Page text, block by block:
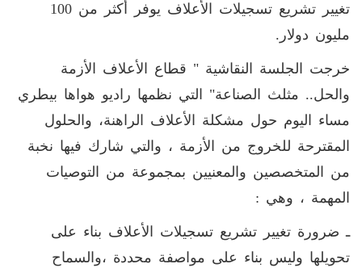
تغيير تشريع تسجيلات الأعلاف يوفر أكثر من 100
مليون دولار.
خرجت الجلسة النقاشية " قطاع الأعلاف الأزمة
والحل.. مثلث الصناعة" التي نظمها راديو هواها بيطري
مساء اليوم حول مشكلة الأعلاف الراهنة، والحلول
المقترحة للخروج من الأزمة ، والتي شارك فيها نخبة
من المتخصصين والمعنيين بمجموعة من التوصيات
المهمة ، وهي :
ـ ضرورة تغيير تشريع تسجيلات الأعلاف بناء على
تحويلها وليس بناء على مواصفة محددة ،والسماح